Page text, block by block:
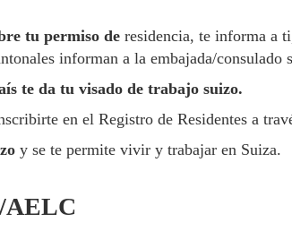
tu permiso deresidencia, te informa a
informan a la embajada/consulado
te da tu visado de trabajo suizo.
en el Registro de Residentes a
y se te permite vivir y trabajar en Suiza.
AELC